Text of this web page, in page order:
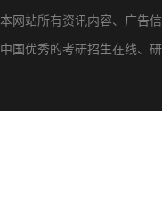
本网站所有资讯内容、广告
中国优秀的考研招生在线、